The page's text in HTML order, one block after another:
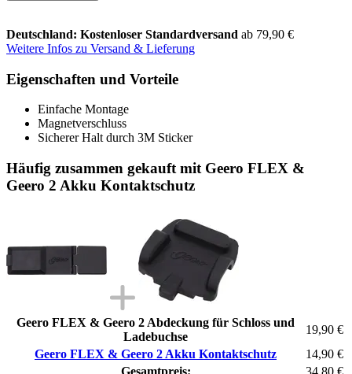
Deutschland: Kostenloser Standardversand ab 79,90 €
Weitere Infos zu Versand & Lieferung
Eigenschaften und Vorteile
Einfache Montage
Magnetverschluss
Sicherer Halt durch 3M Sticker
Häufig zusammen gekauft mit Geero FLEX &
Geero 2 Akku Kontaktschutz
Geero FLEX & Geero 2 Abdeckung für Schloss und
Ladebuchse
19,90 €
Geero FLEX & Geero 2 Akku Kontaktschutz
14,90 €
Gesamtpreis:
34,80 €